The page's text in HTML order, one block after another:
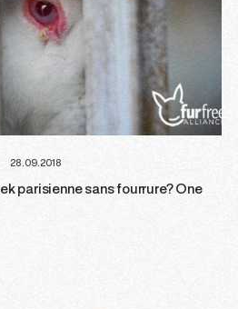
28.09.2018
parisienne sans fourrure? One